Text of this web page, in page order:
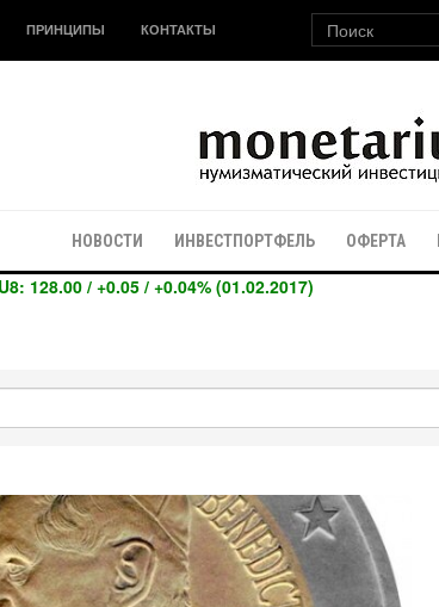
ПРИНЦИПЫ КОНТАКТЫ
НОВОСТИ ИНВЕСТПОРТФЕЛЬ ОФЕРТА
128.00 / +0.05 / +0.04% (01.02.2017)